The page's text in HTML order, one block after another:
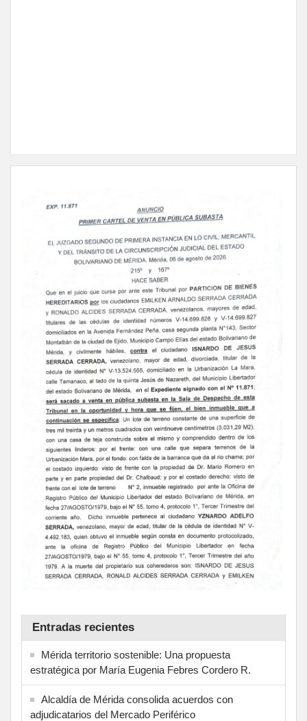
Entradas recientes
Mérida territorio sostenible: Una propuesta
estratégica por María Eugenia Febres Cordero R.
Alcaldía de Mérida consolida acuerdos con
adjudicatarios del Mercado Periférico